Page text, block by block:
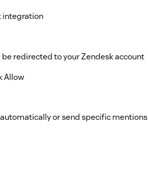
integration
redirected to your Zendesk account
Allow
or send specific mentions